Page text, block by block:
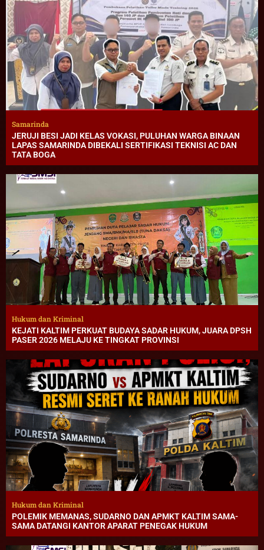
Samarinda
JERUJI BESI JADI KELAS VOKASI, PULUHAN WARGA BINAAN
LAPAS SAMARINDA DIBEKALI SERTIFIKASI TEKNISI AC DAN
TATA BOGA
Hukum dan Kriminal
KEJATI KALTIM PERKUAT BUDAYA SADAR HUKUM, JUARA DPSH
PASER 2026 MELAJU KE TINGKAT PROVINSI
Hukum dan Kriminal
POLEMIK MEMANAS, SUDARNO DAN APMKT KALTIM SAMA-
SAMA DATANGI KANTOR APARAT PENEGAK HUKUM